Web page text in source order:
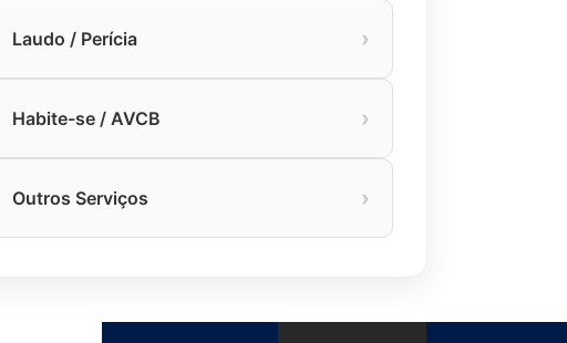
Laudo / Perícia ›
Habite-se / AVCB ›
Outros Serviços ›